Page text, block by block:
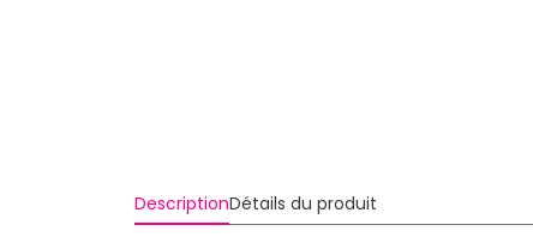
DescriptionDétails du produit